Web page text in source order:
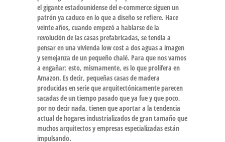
el gigante estadounidense del e-commerce siguen un
patrón ya caduco en lo que a diseño se refiere. Hace
veinte años, cuando empezó a hablarse de la
revolución de las casas prefabricadas, se tendía a
pensar en una vivienda low cost a dos aguas a imagen
y semejanza de un pequeño chalé. Para que nos vamos
a engañar: esto, mismamente, es lo que prolifera en
Amazon. Es decir, pequeñas casas de madera
producidas en serie que arquitectónicamente parecen
sacadas de un tiempo pasado que ya fue y que poco,
por no decir nada, tienen que aportar a la tendencia
actual de hogares industrializados de gran tamaño que
muchos arquitectos y empresas especializadas están
impulsando.